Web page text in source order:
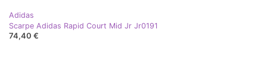
Adidas
Scarpe Adidas Rapid Court Mid Jr Jr0191
74,40 €